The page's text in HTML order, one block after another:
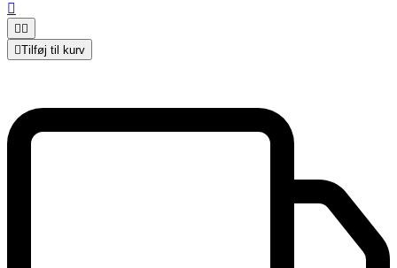

 
Tilføj til kurv